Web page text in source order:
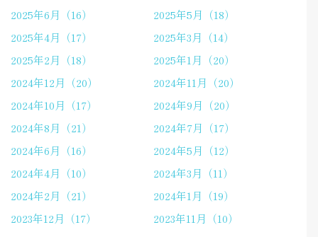
2025年6月（16）
2025年5月（18）
2025年4月（17）
2025年3月（14）
2025年2月（18）
2025年1月（20）
2024年12月（20）
2024年11月（20）
2024年10月（17）
2024年9月（20）
2024年8月（21）
2024年7月（17）
2024年6月（16）
2024年5月（12）
2024年4月（10）
2024年3月（11）
2024年2月（21）
2024年1月（19）
2023年12月（17）
2023年11月（10）